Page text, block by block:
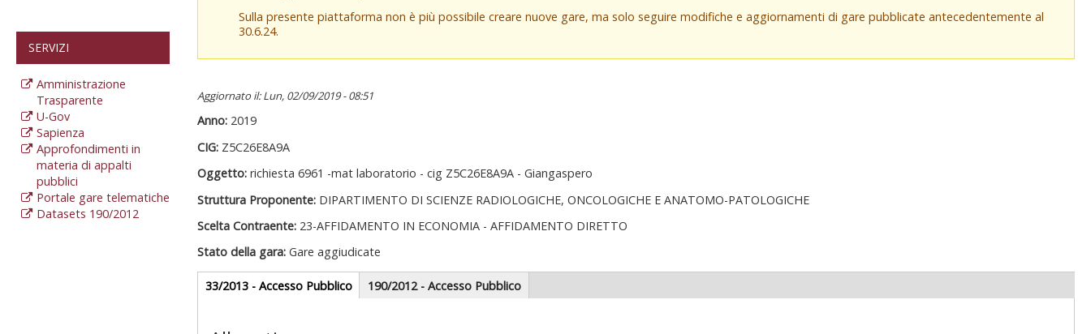
SERVIZI
Amministrazione
Trasparente
U-Gov
Sapienza
Approfondimenti in
materia di appalti
pubblici
Portale gare telematiche
Datasets 190/2012
Sulla presente piattaforma non è più possibile creare nuove gare, ma solo seguire modifiche e aggiornamenti di gare pubblicate antecedentemente al
30.6.24.
Aggiornato il: Lun, 02/09/2019 - 08:51
Anno: 2019
CIG: Z5C26E8A9A
Oggetto: richiesta 6961 -mat laboratorio - cig Z5C26E8A9A - Giangaspero
Struttura Proponente: DIPARTIMENTO DI SCIENZE RADIOLOGICHE, ONCOLOGICHE E ANATOMO-PATOLOGICHE
Scelta Contraente: 23-AFFIDAMENTO IN ECONOMIA - AFFIDAMENTO DIRETTO
Stato della gara: Gare aggiudicate
Gare appalti
33/2013 - Accesso Pubblico(scheda
attiva)
190/2012 - Accesso Pubblico